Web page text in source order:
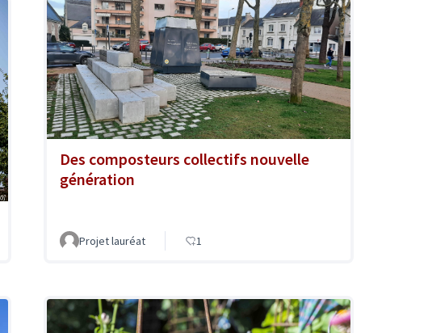
Des composteurs collectifs nouvelle
génération
Projet lauréat 1